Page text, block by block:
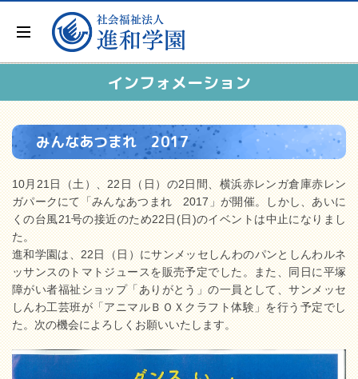
インフォメーション
みんなあつまれ 2017
10月21日（土）、22日（日）の2日間、横浜赤レンガ倉庫赤レン
ガパークにて「みんなあつまれ 2017」が開催。しかし、あいに
くの台風21号の接近のため22日(日)のイベントは中止になりまし
た。
進和学園は、22日（日）にサンメッセしんわのパンとしんわルネ
ッサンスのトマトジュースを販売予定でした。また、同日に平塚
障がい者福祉ショップ「ありがとう」の一員として、サンメッセ
しんわ工芸班が「アニマルＢＯＸクラフト体験」を行う予定でし
た。次の機会によろしくお願いいたします。